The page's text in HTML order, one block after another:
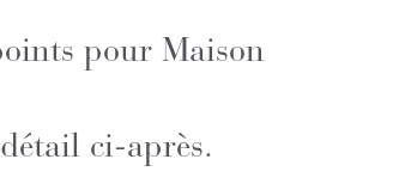
pour Maison
ci-après.